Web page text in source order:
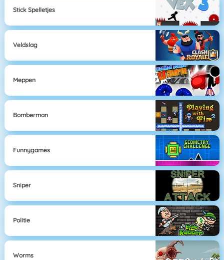
Stick Spelletjes
Veldslag
Meppen
Bomberman
Funnygames
Sniper
Politie
Worms